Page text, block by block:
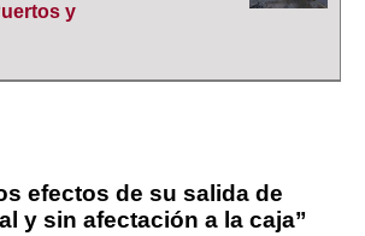
y
efectos de su salida de
y sin afectación a la caja”